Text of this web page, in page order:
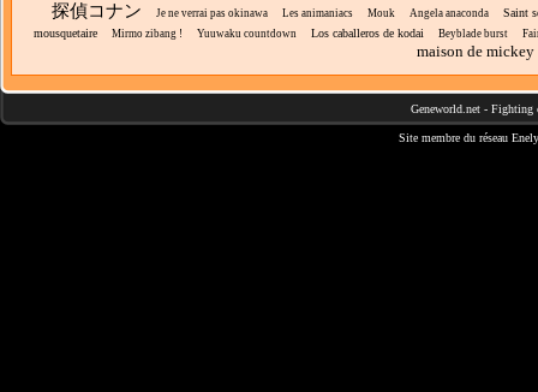
探偵コナン
Je ne verrai pas okinawa Les animaniacs Mouk Angela anaconda
Saint
mousquetaire
Mirmo zibang ! Yuuwaku countdown Los caballeros de kodai Beyblade burst
maison de mickey
Geneworld.net - Fighting
Site membre du réseau